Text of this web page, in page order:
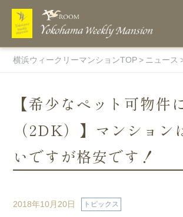
こだわりで探
超大型プレ
地図から探
関内エリア
キャンペーン
キャンペ
ン中のお
ご入居までの
選ばれる理由 お支払い方法
他社には真似
社のオリジナ
無料Wi-Fi
宅配受取り
横浜ウィークリーマンションTOP ニュース
【希少なペット可物件
（2DK）】マンション
いですが格安です！
2018年10月20日 トピックス